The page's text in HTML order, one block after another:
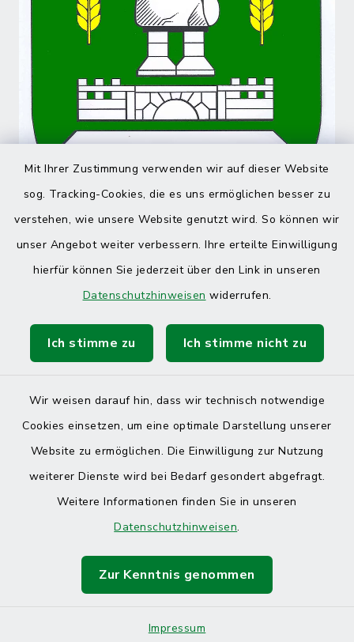
Mit Ihrer Zustimmung verwenden wir auf dieser Website
sog. Tracking-Cookies, die es uns ermöglichen besser zu
verstehen, wie unsere Website genutzt wird. So können wir
unser Angebot weiter verbessern. Ihre erteilte Einwilligung
hierfür können Sie jederzeit über den Link in unseren
Datenschutzhinweisen widerrufen.
Ich stimme zu Ich stimme nicht zu
Wir weisen darauf hin, dass wir technisch notwendige
Cookies einsetzen, um eine optimale Darstellung unserer
Website zu ermöglichen. Die Einwilligung zur Nutzung
weiterer Dienste wird bei Bedarf gesondert abgefragt.
Weitere Informationen finden Sie in unseren
Datenschutzhinweisen.
Zur Kenntnis genommen
Impressum
Kontakt
Datenschutz
Impressum
Sitemap
Cookie-Einstellungen